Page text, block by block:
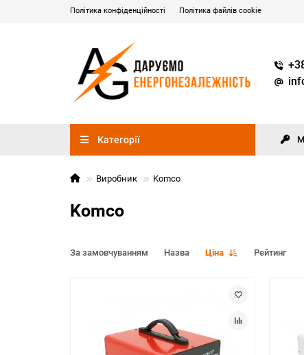
Політика конфіденційності Політика файлів cookie
Категорії
Виробник Komco
Komco
За замовчуванням Назва Ціна Рейтинг